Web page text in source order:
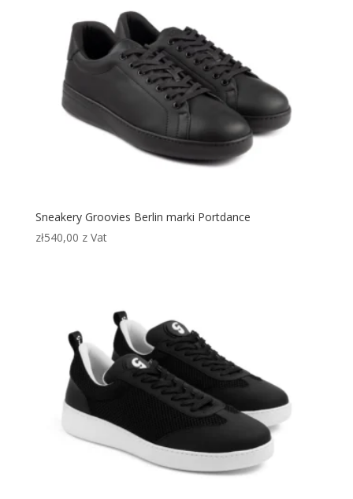
Sneakery Groovies Berlin marki Portdance
zł540,00 z Vat